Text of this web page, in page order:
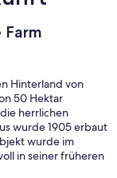
Farm
Hinterland von
50 Hektar
herrlichen
wurde 1905 erbaut
wurde im
in seiner früheren